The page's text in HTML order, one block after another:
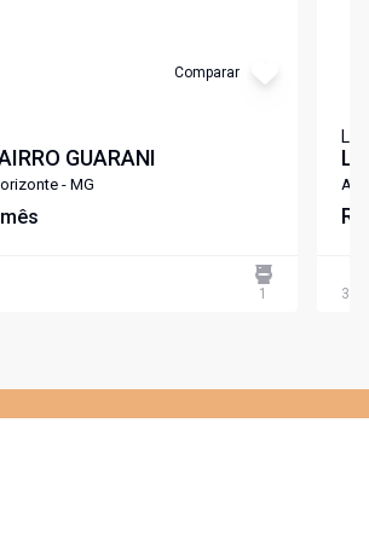
Comparar
GUARANI
- MG
1 300